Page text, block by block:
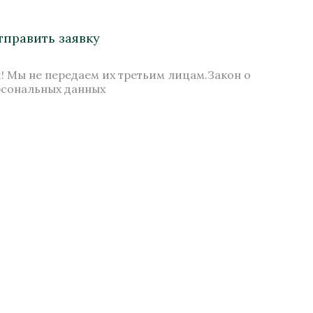
заявку
Мы не передаем их третьим лицам.Закон о
данных